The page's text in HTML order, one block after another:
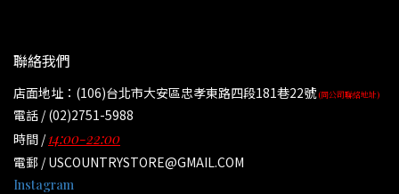
聯絡我們
店面地址：(106)台北市大安區忠孝東路四段181巷22號(同公司聯絡地址)
電話 / (02)2751-5988
時間 /14:00-22:00
電郵 / USCOUNTRYSTORE@GMAIL.COM
Instagram